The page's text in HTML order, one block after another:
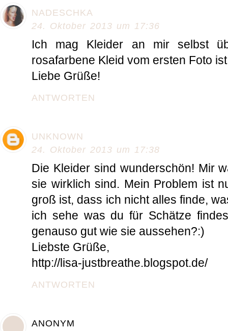
NADESCHKA
24. Oktober 2013 um 17:36
Ich mag Kleider an mir selbst
rosafarbene Kleid vom ersten Foto
Liebe Grüße!
ANTWORTEN
UNKNOWN
24. Oktober 2013 um 17:38
Die Kleider sind wunderschön! Mir
sie wirklich sind. Mein Problem ist
groß ist, dass ich nicht alles finde,
ich sehe was du für Schätze
genauso gut wie sie aussehen?:)
Liebste Grüße,
http://lisa-justbreathe.blogspot.de/
ANTWORTEN
ANONYM